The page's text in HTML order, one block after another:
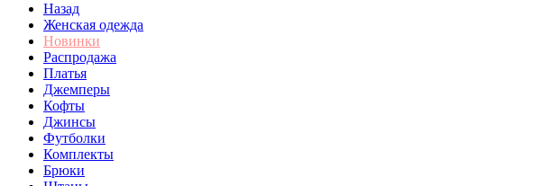
Назад
Женская одежда
Новинки
Распродажа
Платья
Джемперы
Кофты
Джинсы
Футболки
Комплекты
Брюки